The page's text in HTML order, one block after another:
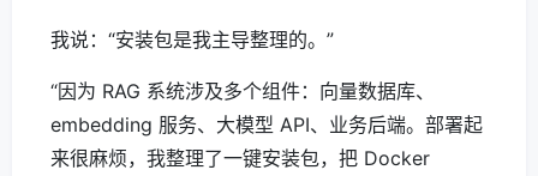
我说：“安装包是我主导整理的。”
“因为 RAG 系统涉及多个组件：向量数据库、
embedding 服务、大模型 API、业务后端。部署起
来很麻烦，我整理了一键安装包，把 Docker